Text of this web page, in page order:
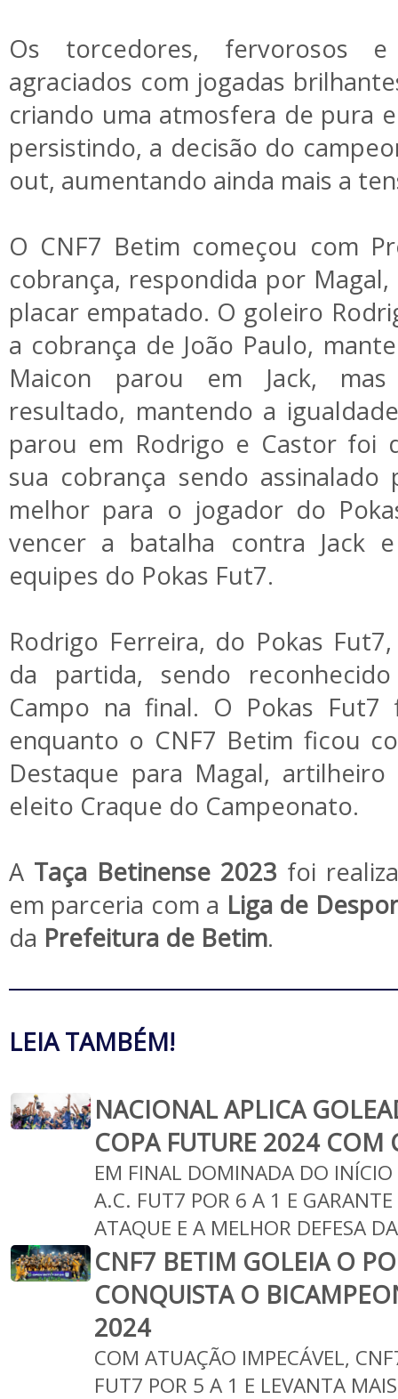
Os torcedores, fervorosos e
agraciados com jogadas
criando uma atmosfera de pura
persistindo, a decisão do
out, aumentando ainda mais a
O CNF7 Betim começou com
cobrança, respondida por
placar empatado. O goleiro
a cobrança de João Paulo,
Maicon parou em Jack,
resultado, mantendo a
parou em Rodrigo e Castor foi
sua cobrança sendo assinalado
melhor para o jogador do
vencer a batalha contra
equipes do Pokas Fut7.
Rodrigo Ferreira, do Pokas
da partida, sendo
Campo na final. O Pokas Fut7
enquanto o CNF7 Betim ficou
Destaque para Magal,
eleito Craque do Campeonato.
A Taça Betinense 2023 foi
em parceria com a Liga de
da Prefeitura de Betim.
LEIA TAMBÉM!
NACIONAL APLICA
COPA FUTURE 2024
EM FINAL DOMINADA DO
A.C. FUT7 POR 6 A 1 E
ATAQUE E A MELHOR DEFESA
CNF7 BETIM GOLEIA O
CONQUISTA O
2024
COM ATUAÇÃO IMPECÁVEL,
FUT7 POR 5 A 1 E LEVANTA